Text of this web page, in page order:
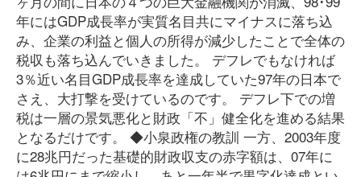
年にはGDP成長率が実質名目共にマイナスに落ち込
み、企業の利益と個人の所得が減少したことで全体の
税収も落ち込んでいきました。 デフレでもなければ
3％近い名目GDP成長率を達成していた97年の日本で
さえ、大打撃を受けているのです。 デフレ下での増
税は一層の景気悪化と財政「不」健全化を進める結果
となるだけです。 ◆小泉政権の教訓 一方、2003年度
に28兆円だった基礎的財政収支の赤字額は、07年に